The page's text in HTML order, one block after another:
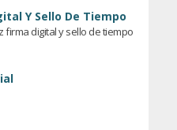
Y Sello De Tiempo
firma digital y sello de tiempo